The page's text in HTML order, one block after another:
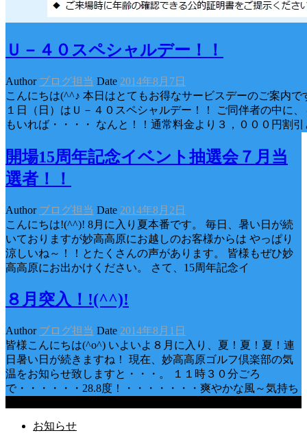
Ｕ－４０スペシャルデー！！
Author ブログ担当 Date 2014年8月7日
こんにちは(^^♪ 本日はとてもお得なサービスデーのご案内
１日（日）はＵ－４０スペシャルデー！！ ご同伴者の中に
もいれば・・・・ なんと！！通常料金より３，０００円割引
開場15周年記念イベント抽選会７月当
選者！！
Author ブログ担当 Date 2014年8月2日
こんにちは!(^^)! 8月に入り夏本番です。 毎日、暑い日が続
いておりますが妙高高原にお越しのお客様からは やっぱり
涼しいね～！！とたくさんの声があります。 皆様もぜひ妙
高高原にお出かけください。 さて、15周年記念イ
８月突入！!(^^)!
Author ブログ担当 Date 2014年8月1日
皆様こんにちは(^o^) いよいよ８月に入り、夏！夏！夏！連
日暑い日が続きますね！ 現在、妙高高原ゴルフ倶楽部の気
温をお知らせ致しますと・・・。 １１時３０分ごろ
で・・・・・・28.8度！・・・・・・・爽やかな風～気持ち
お知らせ